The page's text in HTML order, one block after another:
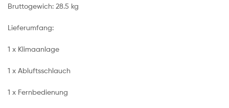
Bruttogewich: 28.5 kg
Lieferumfang:
1 x Klimaanlage
1 x Abluftsschlauch
1 x Fernbedienung